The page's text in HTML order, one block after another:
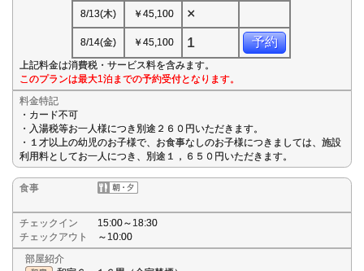
8/13(木) ￥45,100 ×
8/14(金) ￥45,100 1 予約
上記料金は消費税・サービス料を含みます。
このプランは最大1泊までの予約受付となります。
料金特記
・カード不可
・入湯税等お一人様につき別途２６０円いただきます。
・１才以上の幼児のお子様で、お食事なしのお子様につきましては、施設
利用料としてお一人につき、別途１，６５０円いただきます。
食事
チェックイン
15:00～18:30
チェックアウト
～10:00
部屋紹介